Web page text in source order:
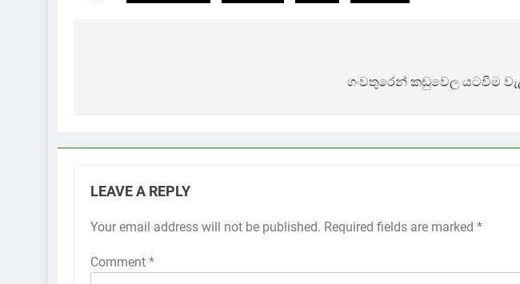
ගංවතුරෙන් කඩුවෙල යටවීම
LEAVE A REPLY
Your email address will not be published. Required fields are marked *
Comment *